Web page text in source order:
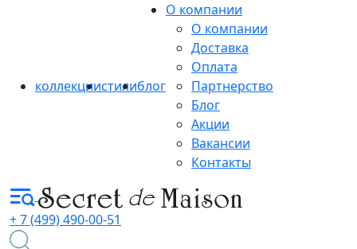
коллекциистилиблог
О компании
О компании
Доставка
Оплата
Партнерство
Блог
Акции
Вакансии
Контакты
+ 7 (499) 490-00-51